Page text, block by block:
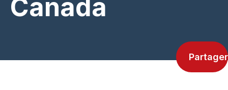
Canada
Partager